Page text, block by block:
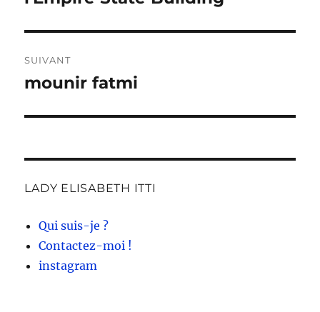
SUIVANT
Publication
mounir fatmi
LADY ELISABETH ITTI
Qui suis-je ?
Contactez-moi !
instagram